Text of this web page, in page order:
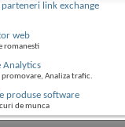
link exchange
web
romanesti
Analytics
Analiza trafic.
produse software
de munca